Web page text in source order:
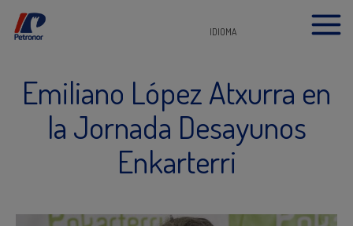
IDIOMA
Emiliano López Atxurra en
la Jornada Desayunos
Enkarterri